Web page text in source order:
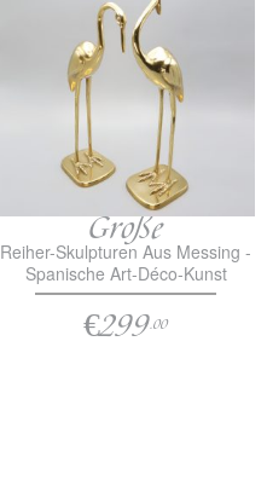
Große
Reiher-Skulpturen Aus Messing -
Spanische Art-Déco-Kunst
€299.00